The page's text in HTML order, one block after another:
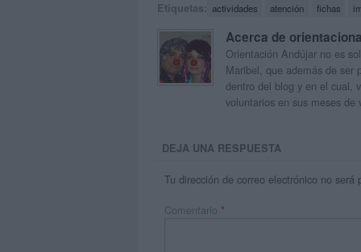
Etiquetas: actividades atención fichas
Acerca de
Orientación Andújar no es
Maribel, que además de ser
dentro del blog y en el cual,
voluntarios en sus meses de
DEJA UNA RESPUESTA
Tu dirección de correo electrónico no será
Comentario *